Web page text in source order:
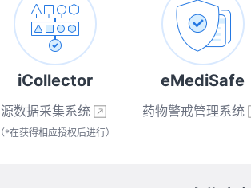
iCollector
源数据采集系统
（*在获得相应授权后进行）
eMediSafe
药物警戒管理系统